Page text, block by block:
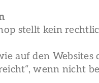
stellt kein
auf den
wenn nicht